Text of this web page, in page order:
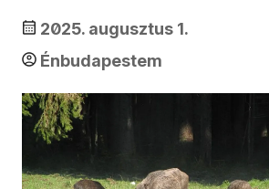
2025. augusztus 1.
Énbudapestem